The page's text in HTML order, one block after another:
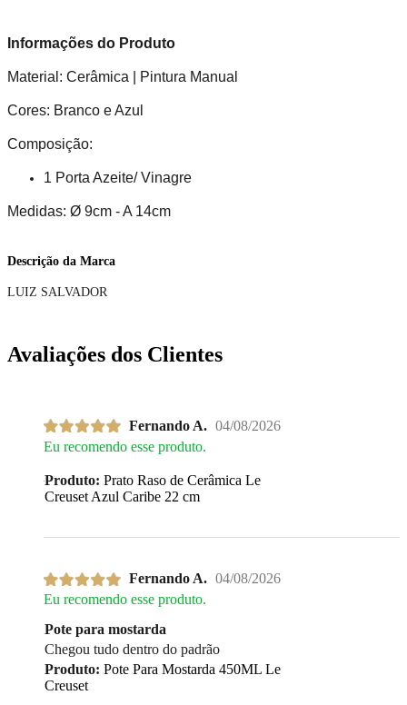
Informações do Produto
Material: Cerâmica | Pintura Manual
Cores: Branco e Azul
Composição:
1 Porta Azeite/ Vinagre
Medidas: Ø 9cm - A 14cm
Descrição da Marca
LUIZ SALVADOR
Avaliações dos Clientes
Fernando A. 04/08/2026
Eu recomendo esse produto.
Produto: Prato Raso de Cerâmica Le
Creuset Azul Caribe 22 cm
Fernando A. 04/08/2026
Eu recomendo esse produto.
Pote para mostarda
Chegou tudo dentro do padrão
Produto: Pote Para Mostarda 450ML Le
Creuset